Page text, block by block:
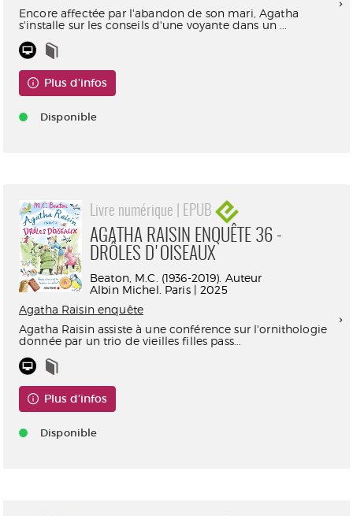
Encore affectée par l'abandon de son mari, Agatha
s'installe sur les conseils d'une voyante dans un ...
Plus d'infos
Disponible
Livre numérique | EPUB
AGATHA RAISIN ENQUÊTE 36 -
DRÔLES D'OISEAUX
Beaton, M.C. (1936-2019). Auteur
Albin Michel. Paris | 2025
Agatha Raisin enquête
Agatha Raisin assiste à une conférence sur l'ornithologie
donnée par un trio de vieilles filles pass...
Plus d'infos
Disponible